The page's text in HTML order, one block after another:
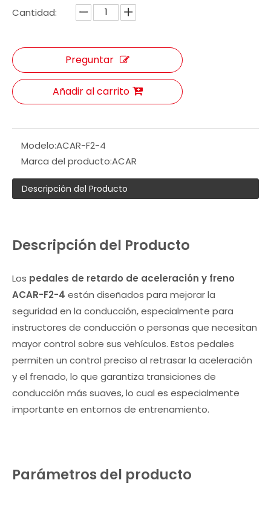
Cantidad:
Preguntar
Añadir al carrito
Modelo:ACAR-F2-4
Marca del producto:ACAR
Descripción del Producto
Descripción del Producto
Los pedales de retardo de aceleración y freno
ACAR-F2-4 están diseñados para mejorar la
seguridad en la conducción, especialmente para
instructores de conducción o personas que necesitan
mayor control sobre sus vehículos. Estos pedales
permiten un control preciso al retrasar la aceleración
y el frenado, lo que garantiza transiciones de
conducción más suaves, lo cual es especialmente
importante en entornos de entrenamiento.
Parámetros del producto